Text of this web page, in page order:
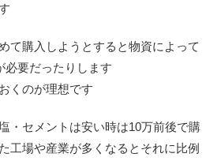
て購入しようとすると物資によって
必要だったりします
くのが理想です
・セメントは安い時は10万前後で購
工場や産業が多くなるとそれに比例